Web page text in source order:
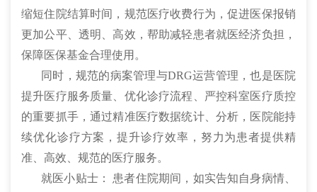
缩短住院结算时间，规范医疗收费行为，促进医保报销
更加公平、透明、高效，帮助减轻患者就医经济负担，
保障医保基金合理使用。
同时，规范的病案管理与DRG运营管理，也是医院
提升医疗服务质量、优化诊疗流程、严控科室医疗质控
的重要抓手，通过精准医疗数据统计、分析，医院能持
续优化诊疗方案，提升诊疗效率，努力为患者提供精
准、高效、规范的医疗服务。
就医小贴士： 患者住院期间，如实告知自身病情、